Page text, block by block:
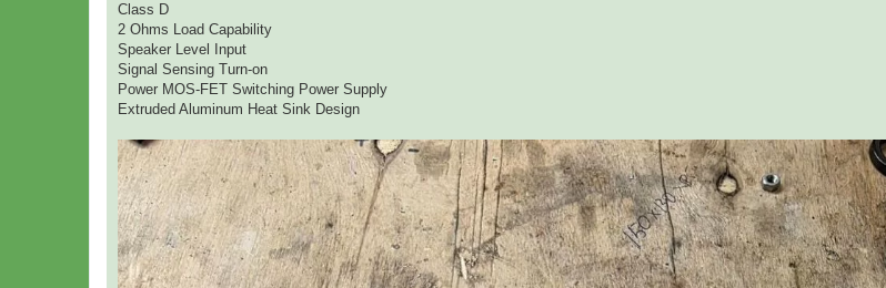
Class D
2 Ohms Load Capability
Speaker Level Input
Signal Sensing Turn-on
Power MOS-FET Switching Power Supply
Extruded Aluminum Heat Sink Design